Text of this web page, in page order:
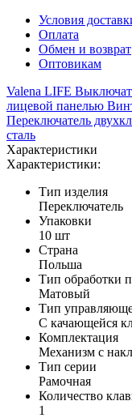
Условия
Оплата
Обмен и возврат
Оптовикам
Valena LIFE
лицевой панелью
Переключатель
сталь
Характеристики
Характеристики:
Тип изделия
Переключатель
Упаковки
10 шт
Страна
Польша
Тип обработки
Матовый
Тип
С качающейся
Комплектация
Механизм с
Тип серии
Рамочная
Количество
1